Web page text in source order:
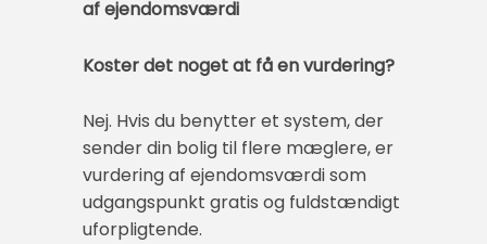
af ejendomsværdi
Koster det noget at få en vurdering?
Nej. Hvis du benytter et system, der
sender din bolig til flere mæglere, er
vurdering af ejendomsværdi som
udgangspunkt gratis og fuldstændigt
uforpligtende.